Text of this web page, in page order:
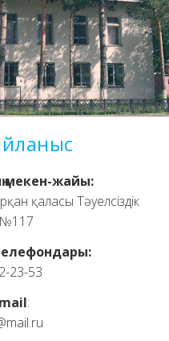
мекен-жайы:
қаласы Тәуелсіздік
№117
23-53
: